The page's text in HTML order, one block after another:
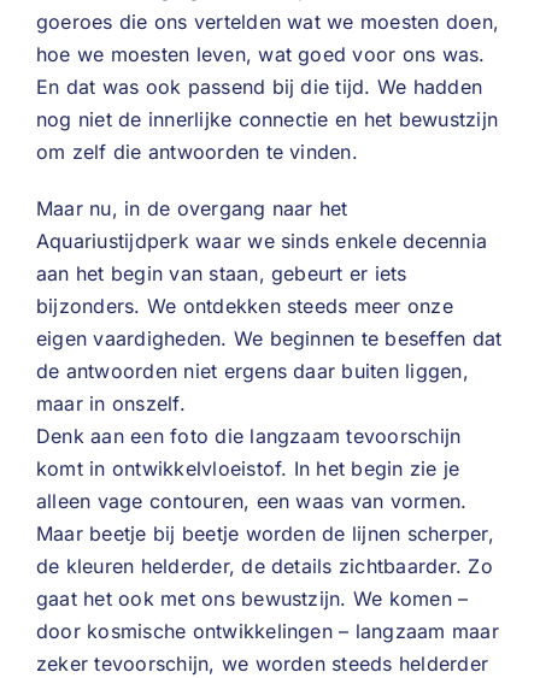
goeroes die ons vertelden wat we moesten doen,
hoe we moesten leven, wat goed voor ons was.
En dat was ook passend bij die tijd. We hadden
nog niet de innerlijke connectie en het bewustzijn
om zelf die antwoorden te vinden.
Maar nu, in de overgang naar het
Aquariustijdperk waar we sinds enkele decennia
aan het begin van staan, gebeurt er iets
bijzonders. We ontdekken steeds meer onze
eigen vaardigheden. We beginnen te beseffen dat
de antwoorden niet ergens daar buiten liggen,
maar in onszelf.
Denk aan een foto die langzaam tevoorschijn
komt in ontwikkelvloeistof. In het begin zie je
alleen vage contouren, een waas van vormen.
Maar beetje bij beetje worden de lijnen scherper,
de kleuren helderder, de details zichtbaarder. Zo
gaat het ook met ons bewustzijn. We komen –
door kosmische ontwikkelingen – langzaam maar
zeker tevoorschijn, we worden steeds helderder